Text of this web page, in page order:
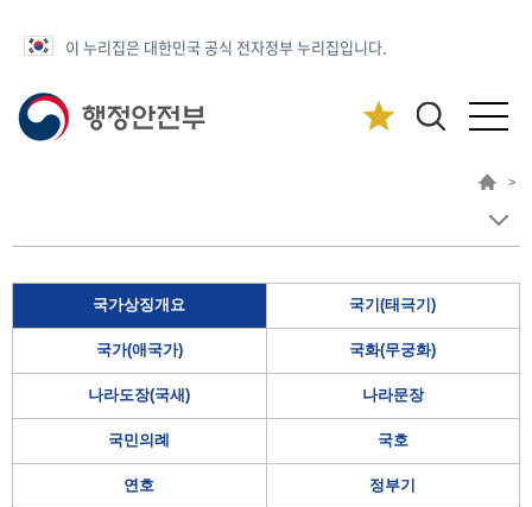
이 누리집은 대한민국 공식 전자정부 누리집입니다.
>
국가상징개요 국기(태극기)
국가(애국가) 국화(무궁화)
나라도장(국새) 나라문장
국민의례 국호
연호 정부기